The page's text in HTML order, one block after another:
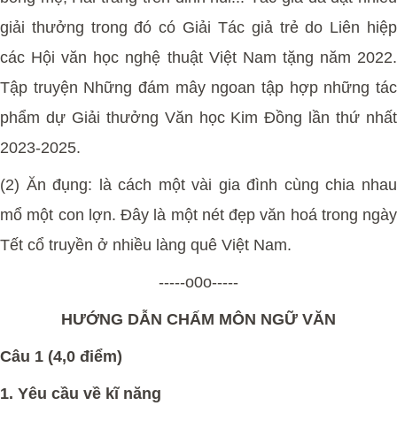
giải thưởng trong đó có Giải Tác giả trẻ do Liên hiệp
các Hội văn học nghệ thuật Việt Nam tặng năm 2022.
Tập truyện Những đám mây ngoan tập hợp những tác
phẩm dự Giải thưởng Văn học Kim Đồng lần thứ nhất
2023-2025.
(2) Ăn đụng: là cách một vài gia đình cùng chia nhau
mổ một con lợn. Đây là một nét đẹp văn hoá trong ngày
Tết cổ truyền ở nhiều làng quê Việt Nam.
-----o0o-----
HƯỚNG DẪN CHẤM MÔN NGỮ VĂN
Câu 1 (4,0 điểm)
1. Yêu cầu về kĩ năng